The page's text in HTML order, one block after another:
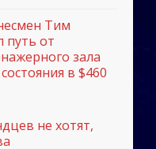
Тим
путь от
зала
в $460
не хотят,